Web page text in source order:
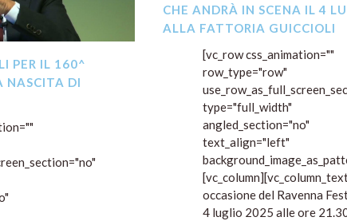
CHE ANDRÀ IN SCENA IL 4
ALLA FATTORIA GUICCIOLI
[vc_row css_animation=""
row_type="row"
type="full_width"
angled_section="no"
text_align="left"
occasione del Ravenna
4 luglio 2025 alle ore
PER IL 160^
NASCITA DI